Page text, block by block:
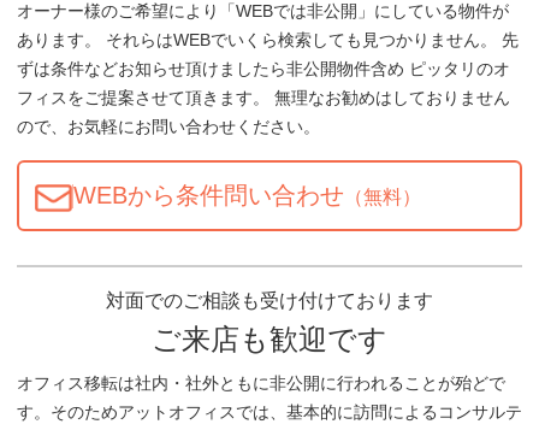
オーナー様のご希望により「WEBでは非公開」にしている物件が
あります。 それらはWEBでいくら検索しても見つかりません。 先
ずは条件などお知らせ頂けましたら非公開物件含め ピッタリのオ
フィスをご提案させて頂きます。 無理なお勧めはしておりません
ので、お気軽にお問い合わせください。
WEBから条件問い合わせ （無料）
対面でのご相談も受け付けております
ご来店も歓迎です
オフィス移転は社内・社外ともに非公開に行われることが殆どで
す。そのためアットオフィスでは、基本的に訪問によるコンサルテ